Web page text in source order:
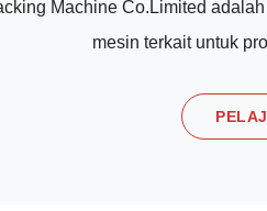
Machine Co.Limited
mesin terkait untuk